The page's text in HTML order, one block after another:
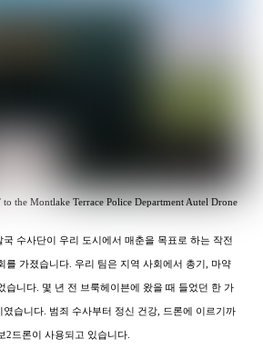
the Montlake Terrace Police Department Autel Drone
수사단이 우리 도시에서 매춘을 목표로 하는 작전
를 가졌습니다. 우리 팀은 지역 사회에서 총기, 마약
습니다. 몇 년 전 브룩헤이븐에 왔을 때 들었던 한 가
습니다. 범죄 수사부터 정신 건강, 드론에 이르기까
2드론이 사용되고 있습니다.